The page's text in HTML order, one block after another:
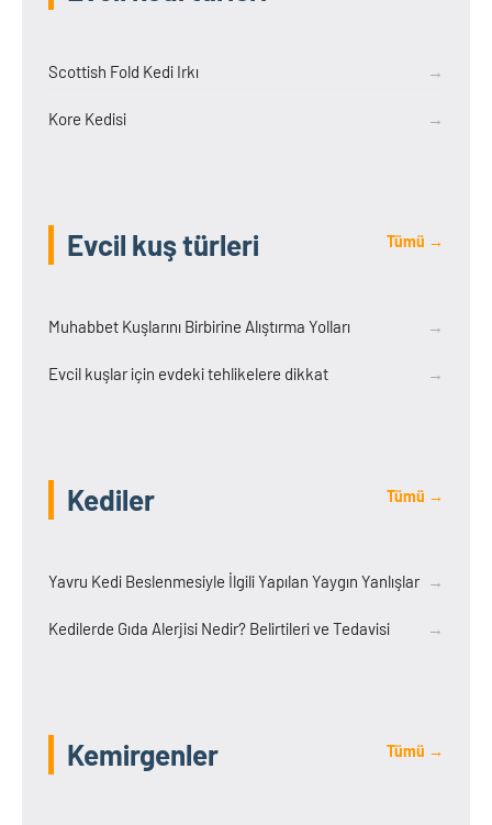
Scottish Fold Kedi Irkı →
Kore Kedisi →
Evcil kuş türleri Tümü →
Muhabbet Kuşlarını Birbirine Alıştırma Yolları →
Evcil kuşlar için evdeki tehlikelere dikkat →
Kediler Tümü →
Yavru Kedi Beslenmesiyle İlgili Yapılan Yaygın Yanlışlar →
Kedilerde Gıda Alerjisi Nedir? Belirtileri ve Tedavisi →
Kemirgenler Tümü →